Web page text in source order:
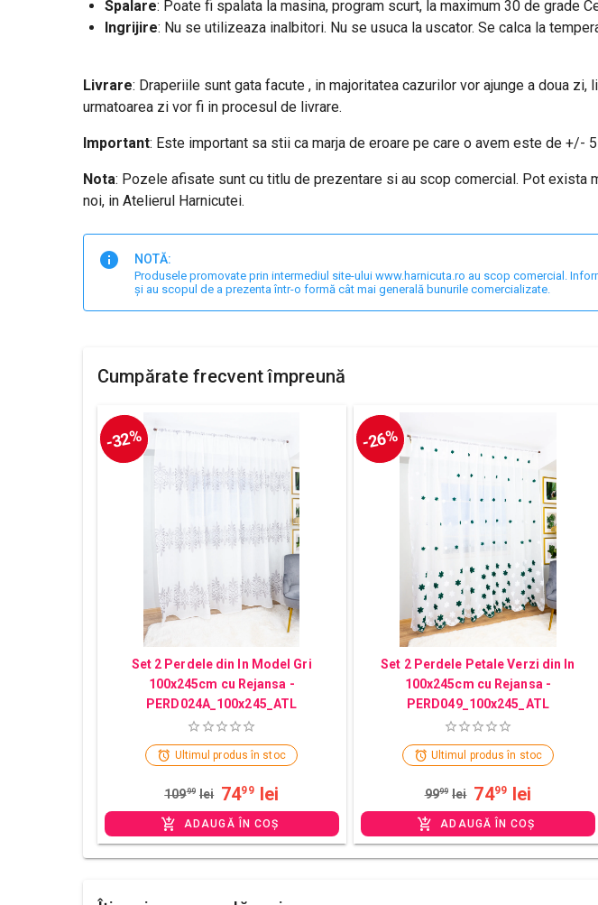
Spalare: Poate fi spalata la masina, program scurt, la maximum 30 de grade
Ingrijire: Nu se utilizeaza inalbitori. Nu se usuca la uscator. Se calca la
Livrare: Draperiile sunt gata facute , in majoritatea cazurilor vor ajunge a doua
urmatoarea zi vor fi in procesul de livrare.
Important: Este important sa stii ca marja de eroare pe care o avem este de +/- 5
Nota: Pozele afisate sunt cu titlu de prezentare si au scop comercial. Pot
noi, in Atelierul Harnicutei.
NOTĂ:
Produsele promovate prin intermediul site-ului www.harnicuta.ro au scop comercial.
și au scopul de a prezenta într-o formă cât mai generală bunurile comercializate.
Cumpărate frecvent împreună
-32%
Set 2 Perdele din In Model Gri
100x245cm cu Rejansa -
PERD024A_100x245_ATL
Ultimul produs în stoc
10999 lei 7499 lei
ADAUGĂ ÎN COȘ
-26%
Set 2 Perdele Petale Verzi din In
100x245cm cu Rejansa -
PERD049_100x245_ATL
Ultimul produs în stoc
9999 lei 7499 lei
ADAUGĂ ÎN COȘ